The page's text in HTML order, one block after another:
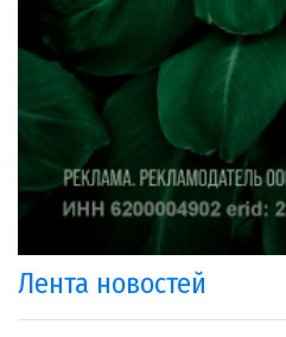
Лента новостей